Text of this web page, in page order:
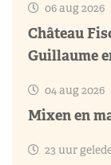
06 aug 2026
Château
Guillaume
04 aug 2026
Mixen en
23 uur